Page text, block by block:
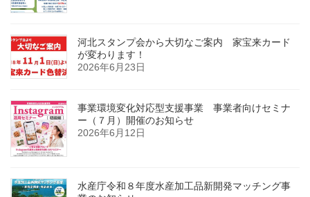
河北スタンプ会から大切なご案内 家宝来カード
が変わります！
2026年6月23日
事業環境変化対応型支援事業 事業者向けセミナ
ー（７月）開催のお知らせ
2026年6月12日
水産庁令和８年度水産加工品新開発マッチング事